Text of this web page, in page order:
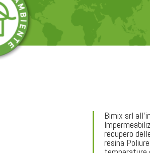
Bimix srl
recupero
resina